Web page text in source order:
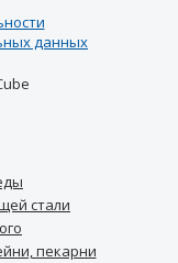
данных
стали
пекарни